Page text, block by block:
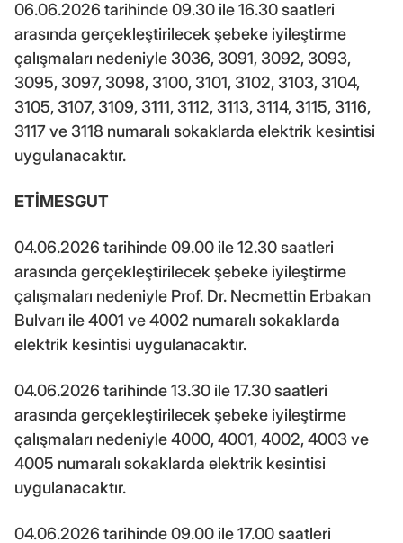
06.06.2026 tarihinde 09.30 ile 16.30 saatleri
arasında gerçekleştirilecek şebeke iyileştirme
çalışmaları nedeniyle 3036, 3091, 3092, 3093,
3095, 3097, 3098, 3100, 3101, 3102, 3103, 3104,
3105, 3107, 3109, 3111, 3112, 3113, 3114, 3115, 3116,
3117 ve 3118 numaralı sokaklarda elektrik kesintisi
uygulanacaktır.
ETİMESGUT
04.06.2026 tarihinde 09.00 ile 12.30 saatleri
arasında gerçekleştirilecek şebeke iyileştirme
çalışmaları nedeniyle Prof. Dr. Necmettin Erbakan
Bulvarı ile 4001 ve 4002 numaralı sokaklarda
elektrik kesintisi uygulanacaktır.
04.06.2026 tarihinde 13.30 ile 17.30 saatleri
arasında gerçekleştirilecek şebeke iyileştirme
çalışmaları nedeniyle 4000, 4001, 4002, 4003 ve
4005 numaralı sokaklarda elektrik kesintisi
uygulanacaktır.
04.06.2026 tarihinde 09.00 ile 17.00 saatleri